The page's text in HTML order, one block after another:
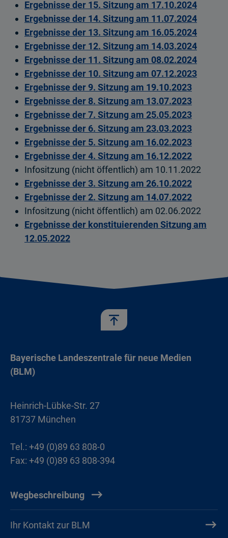
Ergebnisse der 15. Sitzung am 17.10.2024
Ergebnisse der 14. Sitzung am 11.07.2024
Ergebnisse der 13. Sitzung am 16.05.2024
Ergebnisse der 12. Sitzung am 14.03.2024
Ergebnisse der 11. Sitzung am 08.02.2024
Ergebnisse der 10. Sitzung am 07.12.2023
Ergebnisse der 9. Sitzung am 19.10.2023
Ergebnisse der 8. Sitzung am 13.07.2023
Ergebnisse der 7. Sitzung am 25.05.2023
Ergebnisse der 6. Sitzung am 23.03.2023
Ergebnisse der 5. Sitzung am 16.02.2023
Ergebnisse der 4. Sitzung am 16.12.2022
Infositzung (nicht öffentlich) am 10.11.2022
Ergebnisse der 3. Sitzung am 26.10.2022
Ergebnisse der 2. Sitzung am 14.07.2022
Infositzung (nicht öffentlich) am 02.06.2022
Ergebnisse der konstituierenden Sitzung am
12.05.2022
Bayerische Landeszentrale für neue Medien
(BLM)
Heinrich-Lübke-Str. 27
81737 München
Tel.: +49 (0)89 63 808-0
Fax: +49 (0)89 63 808-394
Wegbeschreibung
Ihr Kontakt zur BLM